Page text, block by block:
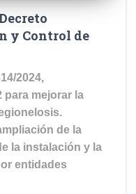
y Control de
2024,
para mejorar la
de la
la instalación y la
entidades